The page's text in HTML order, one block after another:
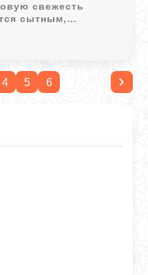
свежесть
сытным,
4 5 6 ›